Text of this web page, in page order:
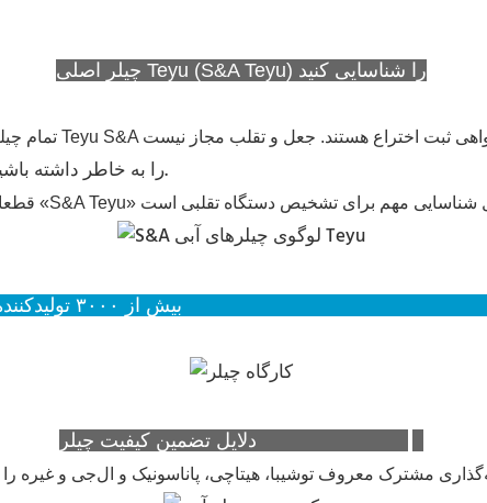
چیلر اصلی Teyu (S&A Teyu) را شناسایی کنید
لطفاً هنگام خرید چیلرهای آبی Teyu مدل S&A، لوگوی Teyu را به خاطر داشته باشید.